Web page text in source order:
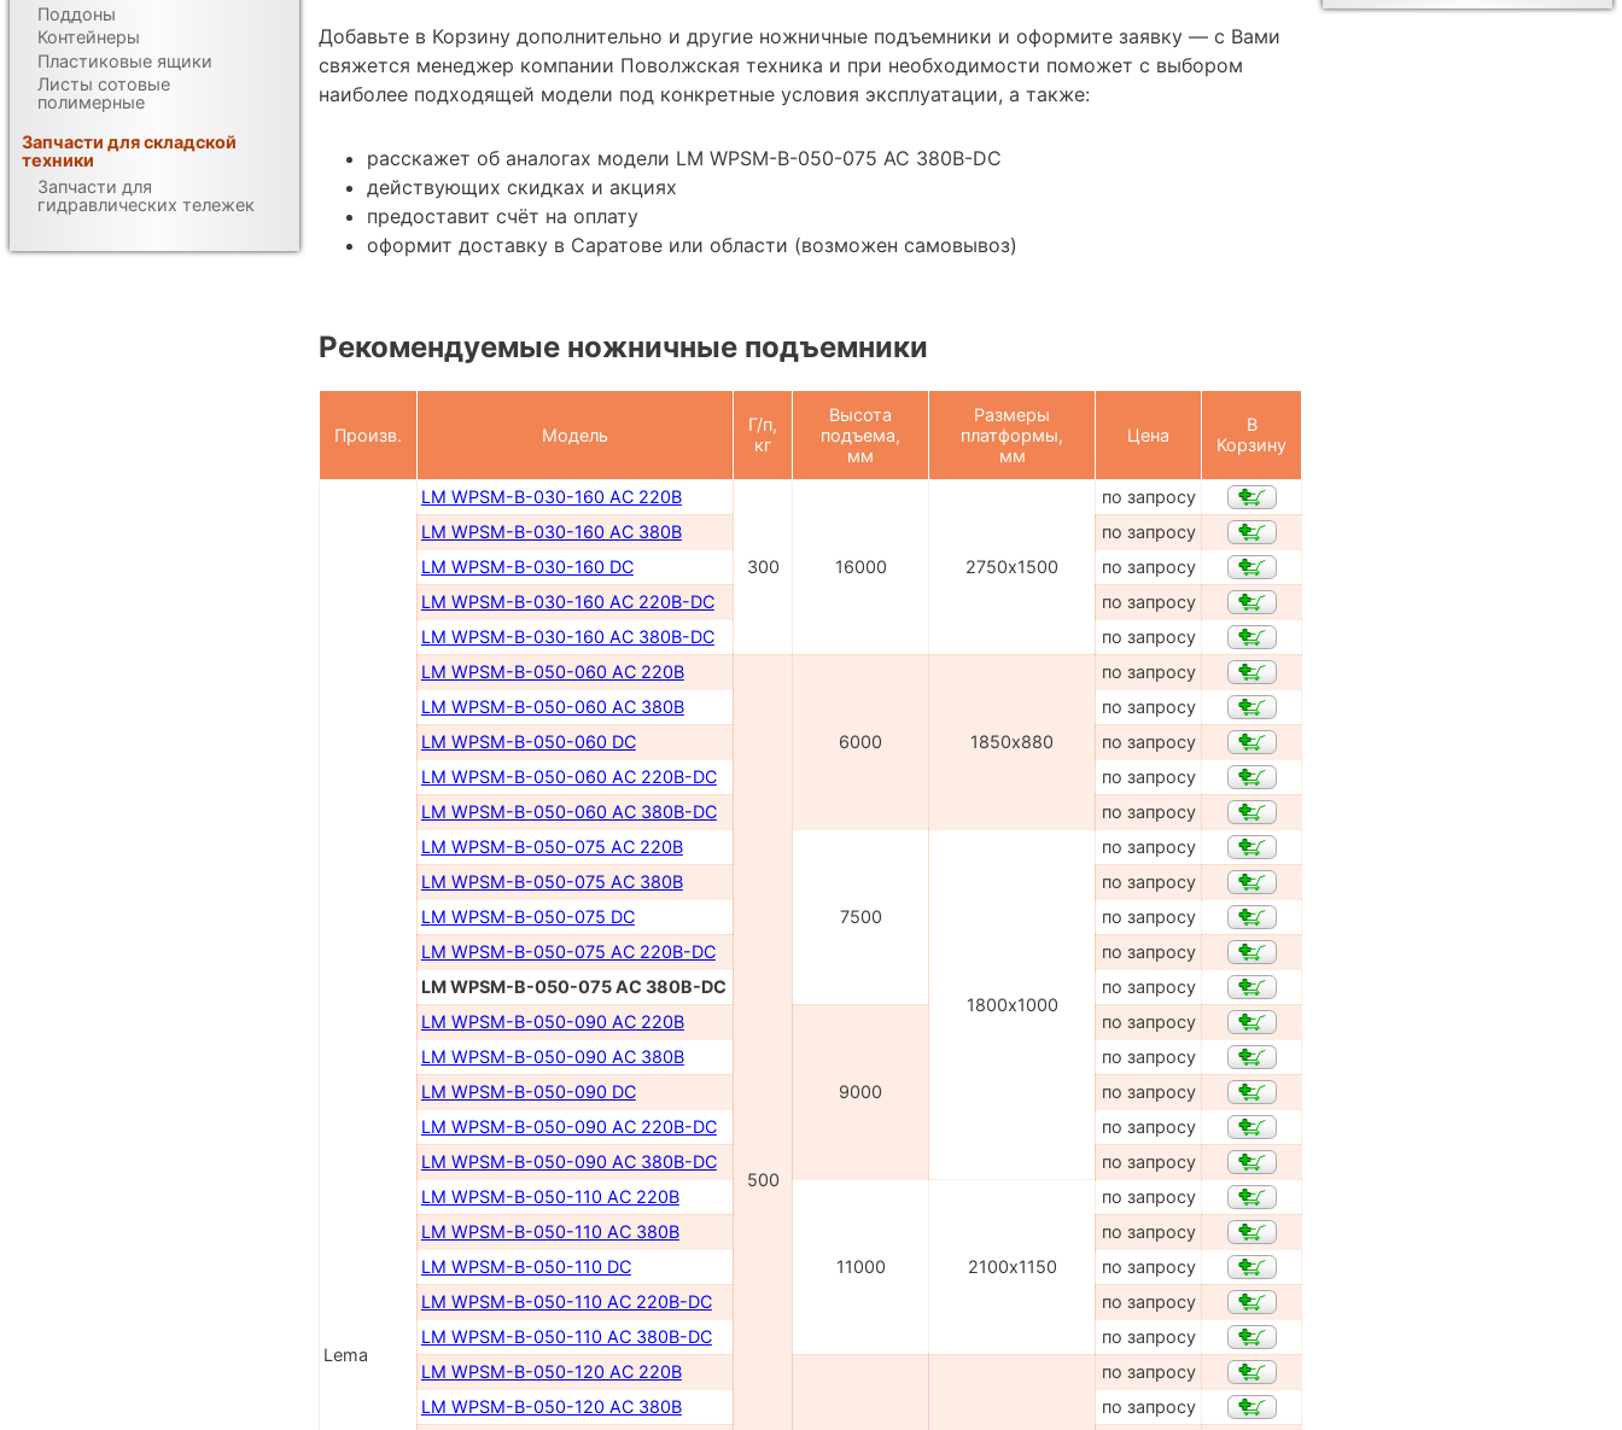
Добавьте в Корзину дополнительно и другие ножничные подъемники и оформите заявку — с Вами
свяжется менеджер компании Поволжская техника и при необходимости поможет с выбором
наиболее подходящей модели под конкретные условия эксплуатации, а также:
расскажет об аналогах модели LM WPSM-B-050-075 AC 380В-DC
действующих скидках и акциях
предоставит счёт на оплату
оформит доставку в Саратове или области (возможен самовывоз)
Рекомендуемые ножничные подъемники
Произв. Модель
Г/п,
кг
Высота
подъема,
мм
Размеры
платформы,
мм
Цена
В
Корзину
Lema
LM WPSM-B-030-160 AC 220В
300 16000 2750х1500
по запросу
LM WPSM-B-030-160 AC 380В
по запросу
LM WPSM-B-030-160 DC
по запросу
LM WPSM-B-030-160 AC 220B-DC
по запросу
LM WPSM-B-030-160 AC 380B-DC
по запросу
LM WPSM-B-050-060 AC 220B
500
6000 1850х880
по запросу
LM WPSM-B-050-060 AC 380B
по запросу
LM WPSM-B-050-060 DC
по запросу
LM WPSM-B-050-060 AC 220В-DC
по запросу
LM WPSM-B-050-060 AC 380В-DC
по запросу
LM WPSM-B-050-075 AC 220В
7500
1800х1000
по запросу
LM WPSM-B-050-075 AC 380В
по запросу
LM WPSM-B-050-075 DC
по запросу
LM WPSM-B-050-075 AC 220В-DC
по запросу
LM WPSM-B-050-075 AC 380В-DC
по запросу
LM WPSM-B-050-090 AC 220В
9000
по запросу
LM WPSM-B-050-090 AC 380В
по запросу
LM WPSM-B-050-090 DC
по запросу
LM WPSM-B-050-090 AC 220В-DC
по запросу
LM WPSM-B-050-090 AC 380В-DC
по запросу
LM WPSM-B-050-110 AC 220В
11000 2100х1150
по запросу
LM WPSM-B-050-110 AC 380В
по запросу
LM WPSM-B-050-110 DC
по запросу
LM WPSM-B-050-110 AC 220В-DC
по запросу
LM WPSM-B-050-110 AC 380В-DC
по запросу
LM WPSM-B-050-120 AC 220В
по запросу
LM WPSM-B-050-120 AC 380В
по запросу
Поддоны
Контейнеры
Пластиковые ящики
Листы сотовые
полимерные
Запчасти для складской
техники
Запчасти для
гидравлических тележек